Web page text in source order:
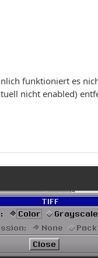
funktioniert es
nicht enabled)